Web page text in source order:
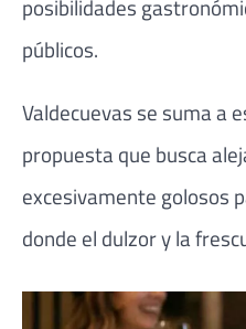
posibilidades
públicos.
Valdecuevas se suma a
propuesta que busca
excesivamente golosos
donde el dulzor y la